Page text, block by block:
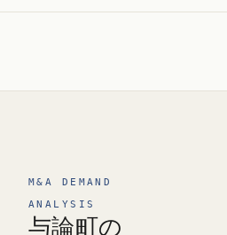
M&A DEMAND
ANALYSIS
与論町の